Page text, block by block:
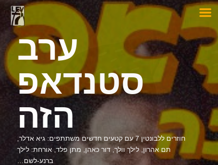
ערב
סטנדאפ
הזה
חוזרים ללבונטין 7 עם קטעים חדשים משתתפים: גיא אדלר,
תם אהרון, לילך וולך, דור כאהן, מתן פלד, אורחת: לילך
ברנע-לשם…